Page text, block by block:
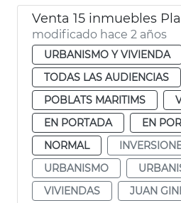
modificado hace 2 años
URBANISMO Y VIVIENDA
TODAS LAS AUDIENCIAS
POBLATS MARITIMS
EN PORTADA
EN
NORMAL
URBANISMO
VIVIENDAS
JUAN